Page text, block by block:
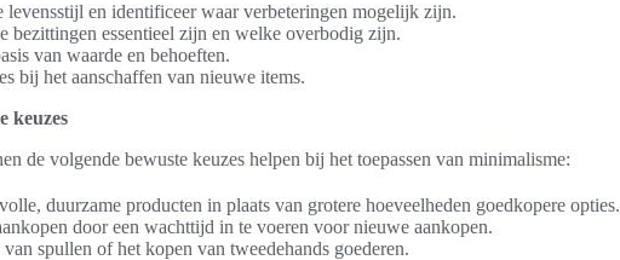
levensstijl en identificeer waar verbeteringen mogelijk zijn.
bezittingen essentieel zijn en welke overbodig zijn.
van waarde en behoeften.
bij het aanschaffen van nieuwe items.
keuzes
de volgende bewuste keuzes helpen bij het toepassen van minimalisme:
duurzame producten in plaats van grotere hoeveelheden goedkopere opties.
door een wachttijd in te voeren voor nieuwe aankopen.
spullen of het kopen van tweedehands goederen.